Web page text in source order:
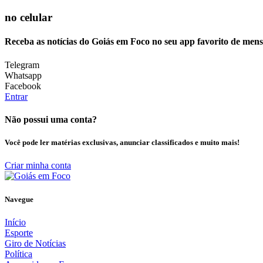
no celular
Receba as notícias do Goiás em Foco no seu app favorito de
Telegram
Whatsapp
Facebook
Entrar
Não possui uma conta?
Você pode ler matérias exclusivas, anunciar classificados e muito mais!
Criar minha conta
Navegue
Início
Esporte
Giro de Notícias
Política